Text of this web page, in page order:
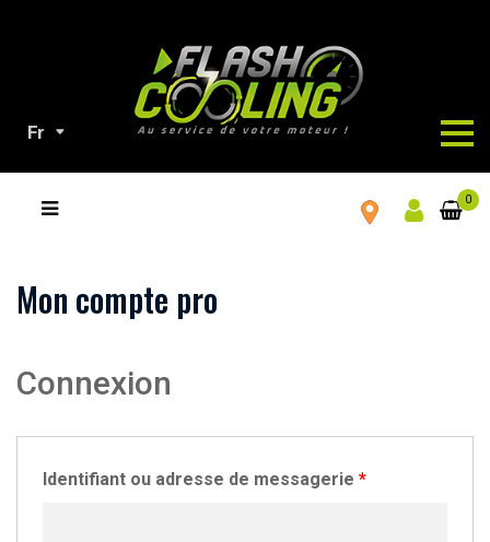
Fr
0
Mon compte pro
Connexion
Identifiant ou adresse de messagerie *